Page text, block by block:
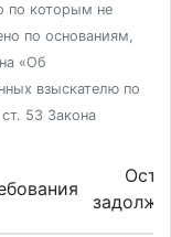
по которым не
по основаниям,
«Об
взыскателю по
53 Закона